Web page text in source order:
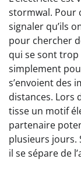
stormwal. Pour
signaler qu’ils
pour chercher
qui se sont
simplement
s’envoient des
distances. Lors
tisse un motif
partenaire
plusieurs jours.
il se sépare de